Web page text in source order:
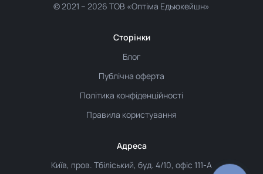
© 2021 – 2026 ТОВ «Оптіма Едьюкейшн»
Сторінки
Блог
Публічна оферта
Політика конфіденційності
Правила користування
Адреса
Київ, пров. Тбіліський, буд. 4/10, офіс 111-А